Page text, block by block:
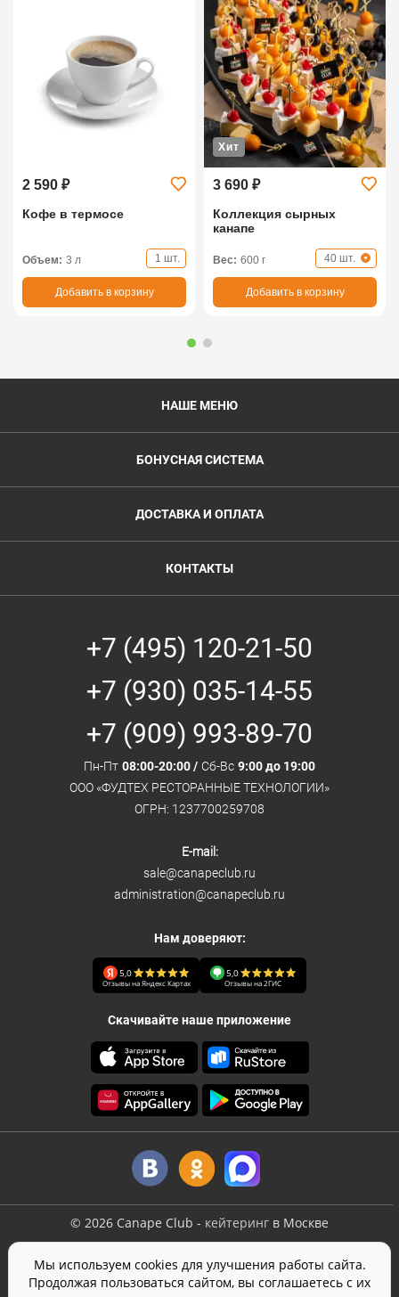
2 590 ₽
Кофе в термосе
Объем: 3 л 1 шт.
Добавить в корзину
Хит
3 690 ₽
Коллекция сырных
канапе
Вес: 600 г 40 шт.
Добавить в корзину
НАШЕ МЕНЮ
БОНУСНАЯ СИСТЕМА
ДОСТАВКА И ОПЛАТА
КОНТАКТЫ
+7 (495) 120-21-50
+7 (930) 035-14-55
+7 (909) 993-89-70
Пн-Пт 08:00-20:00 / Сб-Вс 9:00 до 19:00
ООО «ФУДТЕХ РЕСТОРАННЫЕ ТЕХНОЛОГИИ»
ОГРН: 1237700259708
E-mail:
sale@canapeclub.ru
administration@canapeclub.ru
Нам доверяют:
5,0
Отзывы на Яндекс Картах
5,0
Отзывы на 2ГИС
Скачивайте наше приложение
© 2026 Canape Club - кейтеринг в Москве
Политика конфиденциальности
Согласие на обработку персональных данных
Мы используем cookies для улучшения работы сайта.
Продолжая пользоваться сайтом, вы соглашаетесь с их